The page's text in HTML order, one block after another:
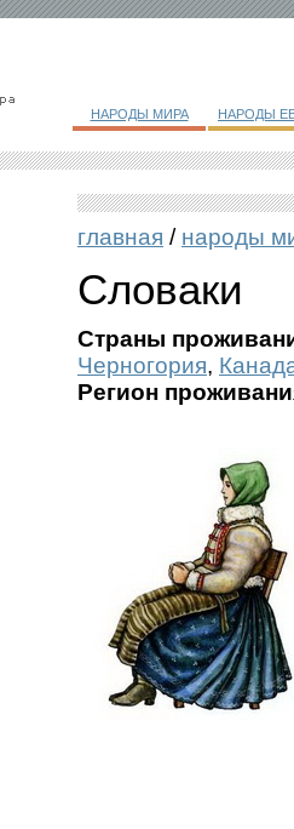
НАРОДЫ МИРА НАРОДЫ
главная / народы
Словаки
Страны
Черногория,
Регион